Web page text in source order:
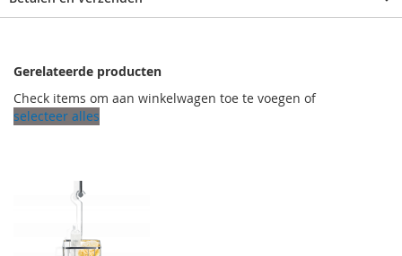
Gerelateerde producten
Check items om aan winkelwagen toe te voegen of
selecteer alles